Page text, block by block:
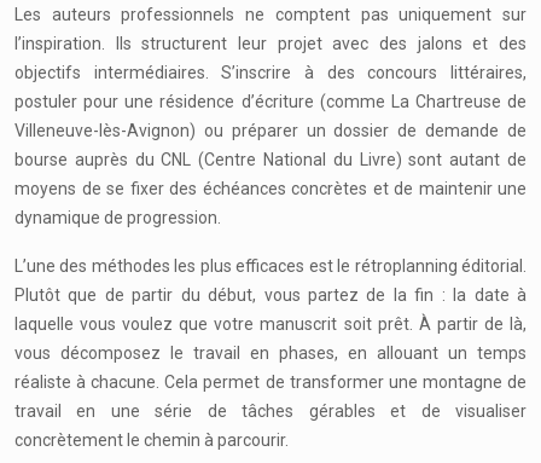
Les auteurs professionnels ne comptent pas uniquement sur
l’inspiration. Ils structurent leur projet avec des jalons et des
objectifs intermédiaires. S’inscrire à des concours littéraires,
postuler pour une résidence d’écriture (comme La Chartreuse de
Villeneuve-lès-Avignon) ou préparer un dossier de demande de
bourse auprès du CNL (Centre National du Livre) sont autant de
moyens de se fixer des échéances concrètes et de maintenir une
dynamique de progression.
L’une des méthodes les plus efficaces est le rétroplanning éditorial.
Plutôt que de partir du début, vous partez de la fin : la date à
laquelle vous voulez que votre manuscrit soit prêt. À partir de là,
vous décomposez le travail en phases, en allouant un temps
réaliste à chacune. Cela permet de transformer une montagne de
travail en une série de tâches gérables et de visualiser
concrètement le chemin à parcourir.